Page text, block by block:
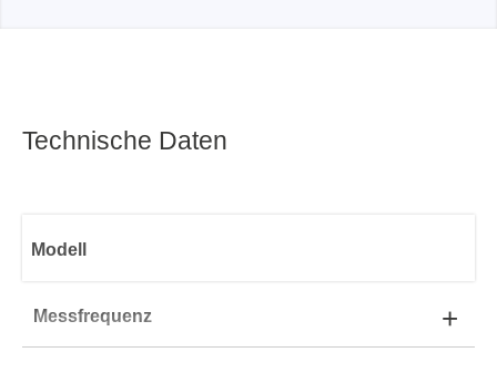
Technische Daten
Modell
Messfrequenz +